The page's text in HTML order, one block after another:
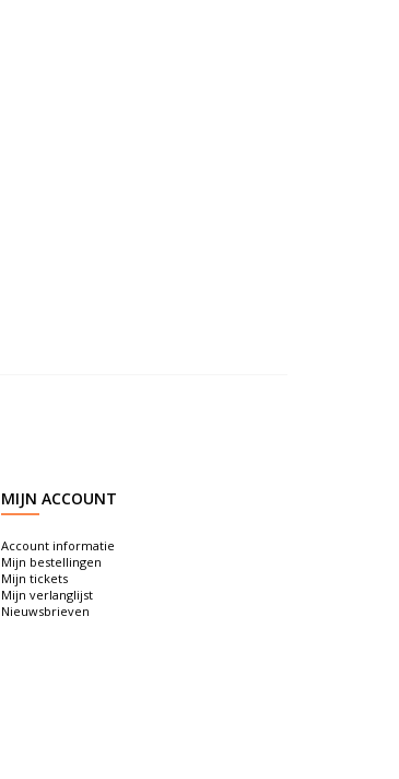
MIJN ACCOUNT
Account informatie
Mijn bestellingen
Mijn tickets
Mijn verlanglijst
Nieuwsbrieven